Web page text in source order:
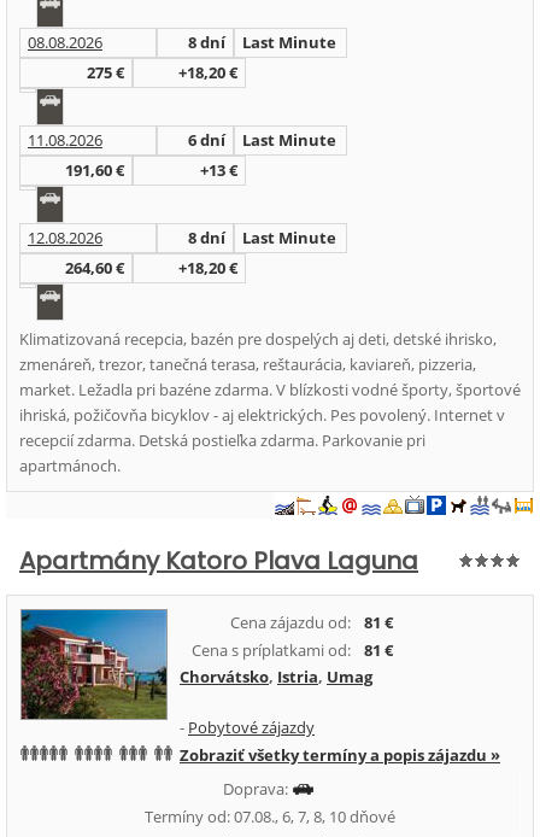
08.08.2026 8 dní
Last Minute
275 €
+18,20 €
11.08.2026 6 dní
Last Minute
191,60 €
+13 €
12.08.2026 8 dní
Last Minute
264,60 €
+18,20 €
Klimatizovaná recepcia, bazén pre dospelých aj deti, detské ihrisko,
zmenáreň, trezor, tanečná terasa, reštaurácia, kaviareň, pizzeria,
market. Ležadla pri bazéne zdarma. V blízkosti vodné športy, športové
ihriská, požičovňa bicyklov - aj elektrických. Pes povolený. Internet v
recepcií zdarma. Detská postieľka zdarma. Parkovanie pri
apartmánoch.
Apartmány Katoro Plava Laguna
Cena zájazdu od:
81 €
Cena s príplatkami od:
81 €
Chorvátsko, Istria, Umag
- Pobytové zájazdy
Zobraziť všetky termíny a popis zájazdu »
Doprava:
Termíny od: 07.08., 6, 7, 8, 10 dňové